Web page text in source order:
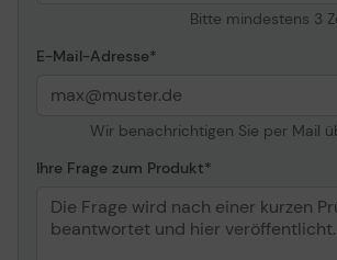
Bitte mindestens 3
E-Mail-Adresse
Wir benachrichtigen Sie per Mail
Ihre Frage zum Produkt